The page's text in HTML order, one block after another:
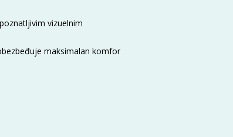
vizuelnim
maksimalan komfor